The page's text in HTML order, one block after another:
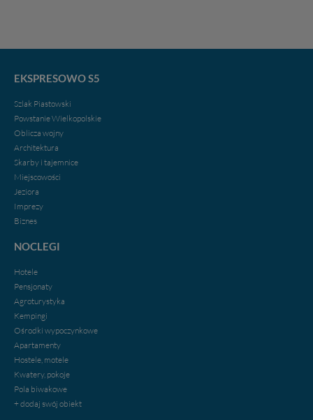
EKSPRESOWO S5
Szlak Piastowski
Powstanie Wielkopolskie
Oblicza wojny
Architektura
Skarby i tajemnice
Miejscowości
Jeziora
Imprezy
Biznes
NOCLEGI
Hotele
Pensjonaty
Agroturystyka
Kempingi
Ośrodki wypoczynkowe
Apartamenty
Hostele, motele
Kwatery, pokoje
Pola biwakowe
+ dodaj swój obiekt